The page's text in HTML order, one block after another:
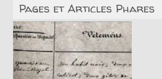
Pages et Articles Phares